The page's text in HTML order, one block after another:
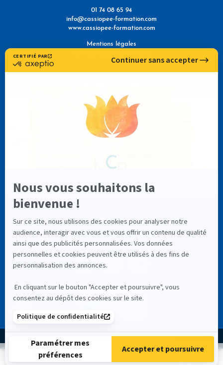
01 74 08 65 94
info@cassiopee-formation.com
www.cassiopee-formation.com
Mentions légales
NOS RÉSEAUX SOCIAUX
4,9
335 avis